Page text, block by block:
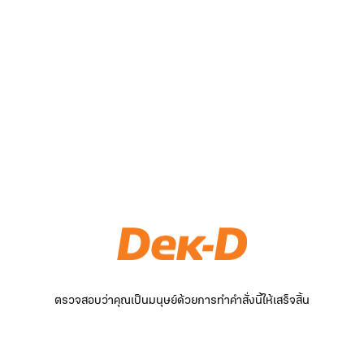
ตรวจสอบว่าคุณเป็นมนุษย์ด้วยการทำคำสั่งนี้ให้เสร็จสิ้น